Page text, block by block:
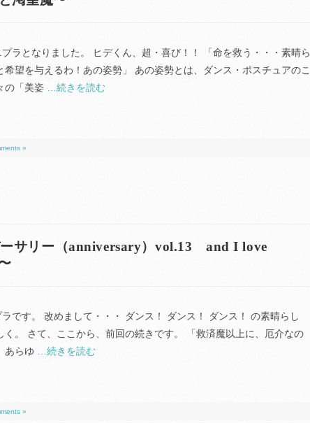
ラとなりました。 ヒデくん、超・喜び！！ 「命を救う・・・素晴ら
希望を与えるわ！あの姿勢」 あの姿勢とは、ダンス・ポスチュアのこ
の「美姿 …続きを読む
»
ーサリー（anniversary）vol.13 and I love
です。 改めまして・・・ ダンス！ ダンス！ ダンス！ の素晴らし
く。 さて、ここから、前回の続きです。 「救済魔以上に、厄介なの
あらゆ …続きを読む
»